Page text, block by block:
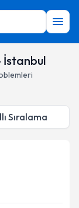
İstanbul
Sıralama